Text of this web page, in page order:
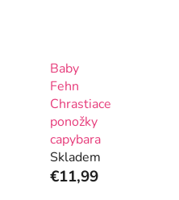
Baby
Fehn
Chrastiace
ponožky
capybara
Skladem
€11,99